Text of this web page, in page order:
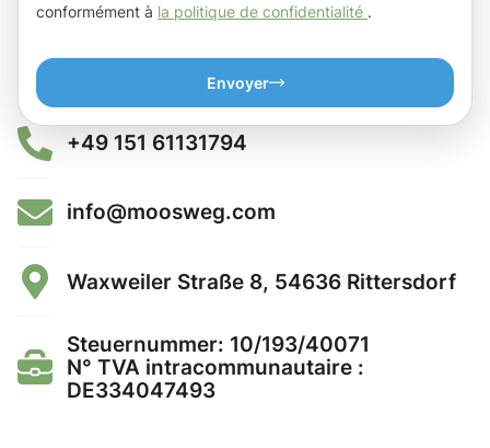
conformément à la politique de confidentialité .
Envoyer
+49 151 61131794
info@moosweg.com
Waxweiler Straße 8, 54636 Rittersdorf
Steuernummer: 10/193/40071
N° TVA intracommunautaire :
DE334047493